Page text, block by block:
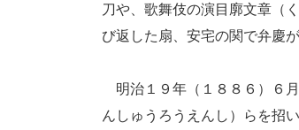
刀や、歌舞伎の演目廓文章（
び返した扇、安宅の関で弁慶
明治１９年（１８８６）６
んしゅうろうえんし）らを招